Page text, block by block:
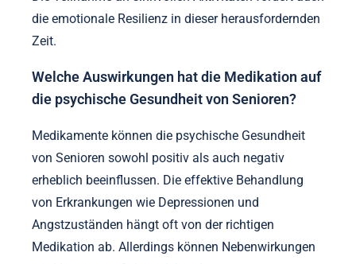
die emotionale Resilienz in dieser herausfordernden
Zeit.
Welche Auswirkungen hat die Medikation auf
die psychische Gesundheit von Senioren?
Medikamente können die psychische Gesundheit
von Senioren sowohl positiv als auch negativ
erheblich beeinflussen. Die effektive Behandlung
von Erkrankungen wie Depressionen und
Angstzuständen hängt oft von der richtigen
Medikation ab. Allerdings können Nebenwirkungen